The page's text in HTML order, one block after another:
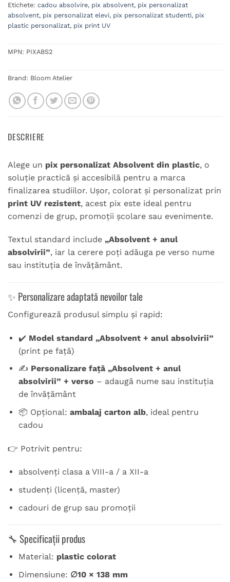
Etichete: cadou absolvire, pix absolvent, pix personalizat
absolvent, pix personalizat elevi, pix personalizat studenti, pix
plastic personalizat, pix print UV
MPN: PIXABS2
Brand: Bloom Atelier
DESCRIERE
Alege un pix personalizat Absolvent din plastic, o
soluție practică și accesibilă pentru a marca
finalizarea studiilor. Ușor, colorat și personalizat prin
print UV rezistent, acest pix este ideal pentru
comenzi de grup, promoții școlare sau evenimente.
Textul standard include „Absolvent + anul
absolvirii”, iar la cerere poți adăuga pe verso nume
sau instituția de învățământ.
✨ Personalizare adaptată nevoilor tale
Configurează produsul simplu și rapid:
✔️ Model standard „Absolvent + anul absolvirii”
(print pe față)
✍️ Personalizare față „Absolvent + anul
absolvirii” + verso – adaugă nume sau instituția
de învățământ
📦 Opțional: ambalaj carton alb, ideal pentru
cadou
👉 Potrivit pentru:
absolvenți clasa a VIII-a / a XII-a
studenți (licență, master)
cadouri de grup sau promoții
🔧 Specificații produs
Material: plastic colorat
Dimensiune: ∅10 × 138 mm